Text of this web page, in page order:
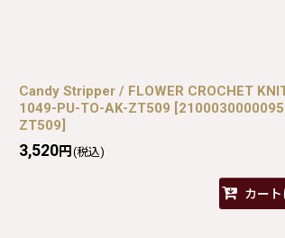
Candy Stripper / FLOWER CROCHET
1049-PU-TO-AK-ZT509 [
ZT509]
3,520円 (税込)
カート